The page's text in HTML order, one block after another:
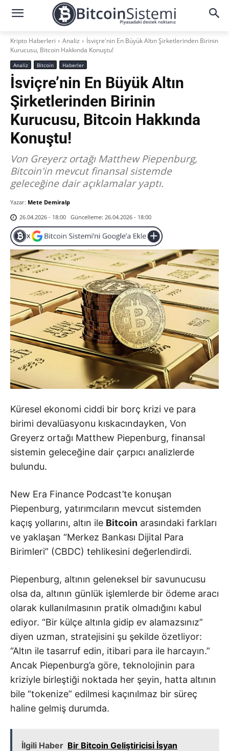
Kripto Haberleri Analiz
İsviçre'nin En Büyük Altın Şirketlerinden Birinin
Kurucusu, Bitcoin Hakkında Konuştu!
Analiz Bitcoin Haberler
İsviçre’nin En Büyük Altın
Şirketlerinden Birinin
Kurucusu, Bitcoin Hakkında
Konuştu!
Von Greyerz ortağı Matthew Piepenburg,
Bitcoin'in mevcut finansal sistemde
geleceğine dair açıklamalar yaptı.
Yazar: Mete Demiralp
26.04.2026 - 18:00 Güncelleme: 26.04.2026 - 18:00
Küresel ekonomi ciddi bir borç krizi ve para
birimi devalüasyonu kıskacındayken, Von
Greyerz ortağı Matthew Piepenburg, finansal
sistemin geleceğine dair çarpıcı analizlerde
bulundu.
New Era Finance Podcast’te konuşan
Piepenburg, yatırımcıların mevcut sistemden
kaçış yollarını, altın ile Bitcoin arasındaki farkları
ve yaklaşan “Merkez Bankası Dijital Para
Birimleri” (CBDC) tehlikesini değerlendirdi.
Piepenburg, altının geleneksel bir savunucusu
olsa da, altının günlük işlemlerde bir ödeme aracı
olarak kullanılmasının pratik olmadığını kabul
ediyor. “Bir külçe altınla gidip ev alamazsınız”
diyen uzman, stratejisini şu şekilde özetliyor:
“Altın ile tasarruf edin, itibari para ile harcayın.”
Ancak Piepenburg’a göre, teknolojinin para
kriziyle birleştiği noktada her şeyin, hatta altının
bile “tokenize” edilmesi kaçınılmaz bir süreç
haline gelmiş durumda.
İlgili Haber Bir Bitcoin Geliştiricisi İsyan